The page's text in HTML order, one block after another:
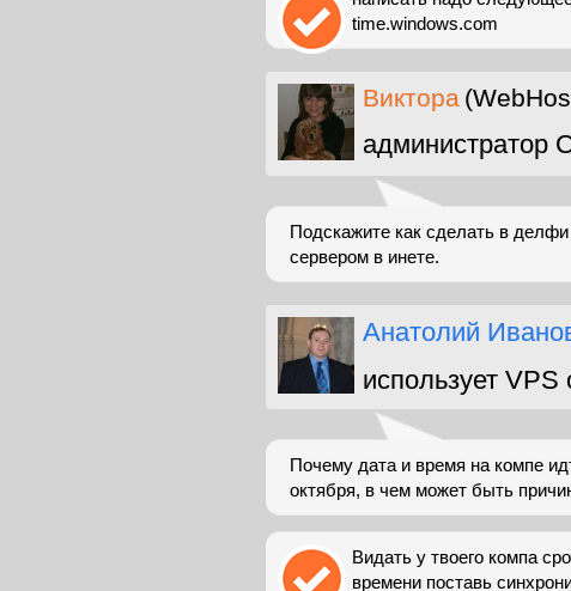
time.windows.com
Виктора
администратор
Подскажите как сделать в
сервером в инете.
Анатолий
использует VPS
Почему дата и время на компе
октября, в чем может быть
Видать у твоего компа
времени поставь